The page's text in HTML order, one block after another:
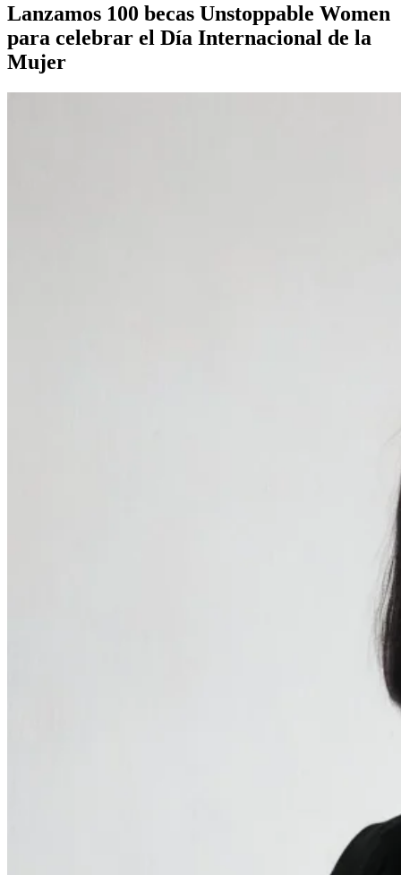
Lanzamos 100 becas Unstoppable Women
para celebrar el Día Internacional de la
Mujer